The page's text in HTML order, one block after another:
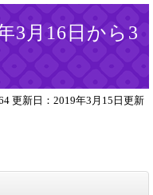
3月16日から3
更新日：2019年3月15日更新